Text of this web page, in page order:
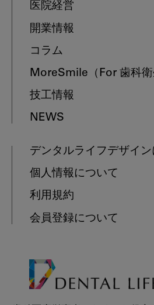
医院経営
開業情報
コラム
MoreSmile （For 歯科衛
技工情報
NEWS
デンタルライフデザイン
個人情報について
利用規約
会員登録について